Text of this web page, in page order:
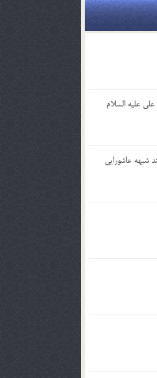
علیه السلام
شبهه عاشورایی